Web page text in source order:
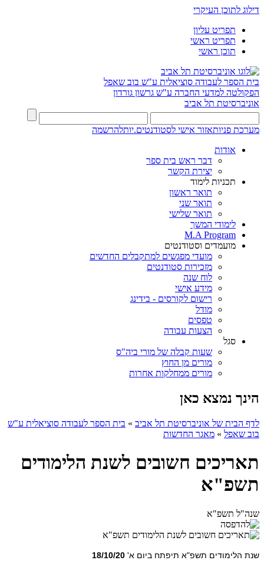
דילוג לתוכן העיקרי
תפריט עליון
תפריט ראשי
תוכן ראשי
בית הספר לעבודה סוציאלית ע"ש בוב שאפל
הפקולטה למדעי החברה ע"ש גרשון גורדון
אוניברסיטת תל אביב
מערכת פניותאזור אישי לסטודנטים.יותלהרשמה
אודות
דבר ראש בית ספר
יצירת הקשר
תכניות לימוד
תואר ראשון
תואר שני
תואר שלישי
לימודי המשך
M.A Program
מועמדים וסטודנטים
מועדי מפגשים למתקבלים החדשים
מזכירות סטודנטים
לוח שנה
מידע אישי
רישום לקורסים - בידינג
מודל
טפסים
הצעות עבודה
סגל
שעות קבלה של מורי ביה"ס
מורים מן החוץ
מורים ממחלקות אחרות
הינך נמצא כאן
לדף הבית של אוניברסיטת תל אביב » בית הספר לעבודה סוציאלית ע"ש
בוב שאפל » מאגר החדשות
תאריכים חשובים לשנת הלימודים
תשפ"א
שנה"ל תשפ"א
שנת הלימודים תשפ"א תיפתח ביום א' 18/10/20